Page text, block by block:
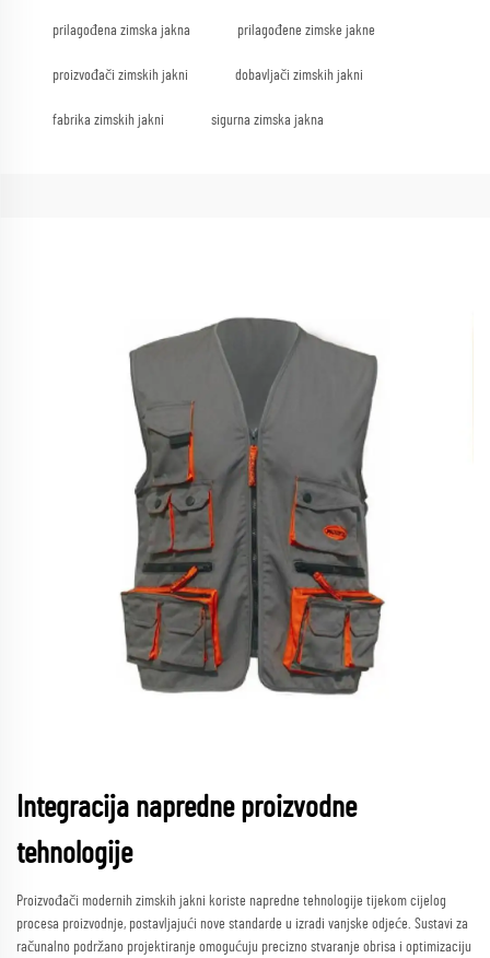
prilagođena zimska jakna prilagođene zimske jakne
proizvođači zimskih jakni dobavljači zimskih jakni
fabrika zimskih jakni sigurna zimska jakna
Integracija napredne proizvodne
tehnologije
Proizvođači modernih zimskih jakni koriste napredne tehnologije tijekom cijelog
procesa proizvodnje, postavljajući nove standarde u izradi vanjske odjeće. Sustavi za
računalno podržano projektiranje omogućuju precizno stvaranje obrisa i optimizaciju